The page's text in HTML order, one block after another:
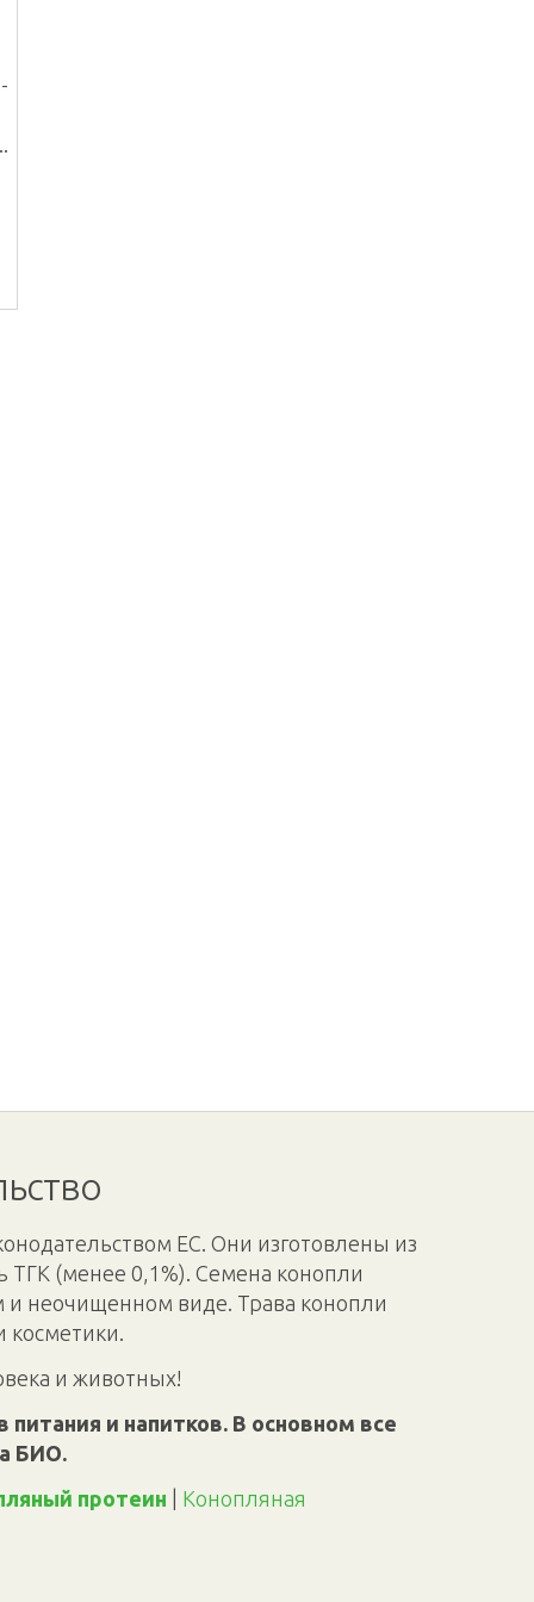
ЕС. Они изготовлены из
ТГК (менее 0,1%). Семена конопли
и неочищенном виде. Трава конопли
косметики.
и животных!
и напитков. В основном все
БИО.
протеин
Конопляная